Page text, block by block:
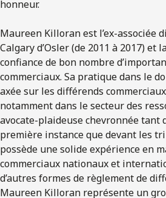
honneur.
Maureen Killoran est l’ex-associée
Calgary d’Osler (de 2011 à 2017) et
confiance de bon nombre
commerciaux. Sa pratique dans le
axée sur les différends
notamment dans le secteur des
avocate-plaideuse chevronnée tant
première instance que devant les
possède une solide expérience en
commerciaux nationaux et
d’autres formes de règlement de
Maureen Killoran représente un